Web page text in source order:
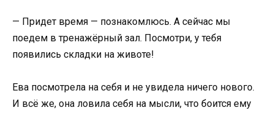
— Придет время — познакомлюсь. А сейчас мы
поедем в тренажёрный зал. Посмотри, у тебя
появились складки на животе!
Ева посмотрела на себя и не увидела ничего нового.
И всё же, она ловила себя на мысли, что боится ему